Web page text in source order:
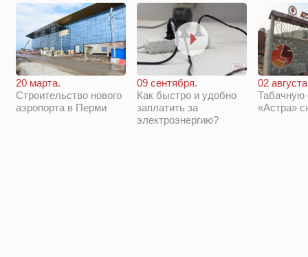
20 марта.
Строительство нового
аэропорта в Перми
09 сентября.
Как быстро и удобно
заплатить за
электроэнергию?
02
Табачную
«Астра»